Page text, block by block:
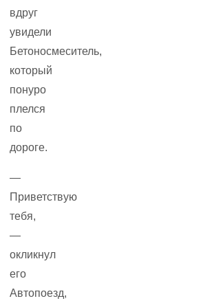
вдруг
увидели
Бетоносмеситель,
который
понуро
плелся
по
дороге.
—
Приветствую
тебя,
—
окликнул
его
Автопоезд,